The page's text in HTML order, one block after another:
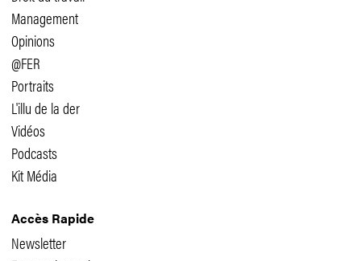
Management
Opinions
@FER
Portraits
L'illu de la der
Vidéos
Podcasts
Kit Média
Accès Rapide
Newsletter